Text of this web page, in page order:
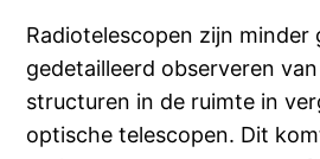
Radiotelescopen zijn
gedetailleerd observeren
structuren in de ruimte in
optische telescopen. Dit